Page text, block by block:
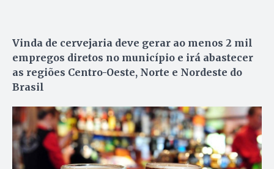
Vinda de cervejaria deve gerar ao menos 2 mil
empregos diretos no município e irá abastecer
as regiões Centro-Oeste, Norte e Nordeste do
Brasil